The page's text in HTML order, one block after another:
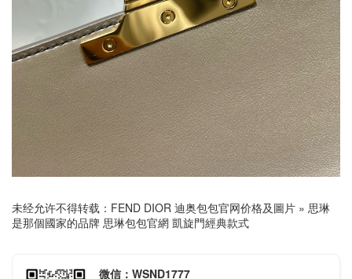
未经允许不得转载： FEND DIOR 迪奥包包官网价格及圖片 » 思琳
是那個國家的品牌 思琳包包官網 凱旋門經典款式
微信：WSND1777